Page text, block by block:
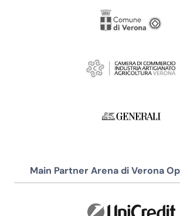
Main Partner Arena di Verona